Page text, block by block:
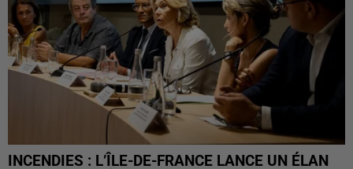
INCENDIES : L’ÎLE-DE-FRANCE LANCE UN ÉLAN